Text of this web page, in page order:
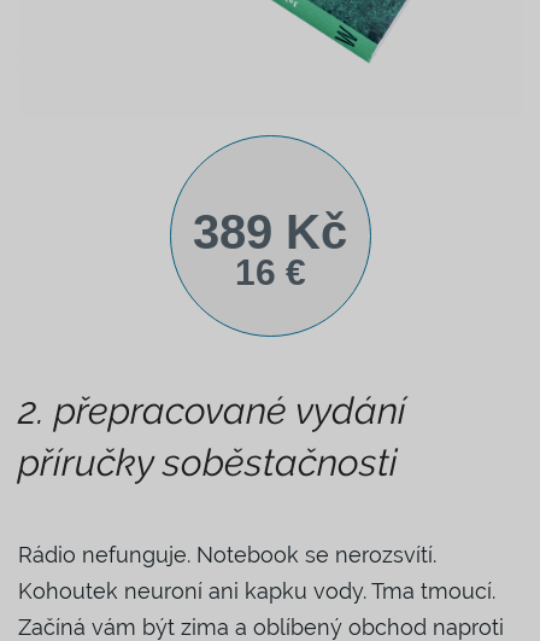
389 Kč
16 €
2. přepracované vydání
příručky soběstačnosti
Rádio nefunguje. Notebook se nerozsvítí.
Kohoutek neuroní ani kapku vody. Tma tmoucí.
Začíná vám být zima a oblíbený obchod naproti